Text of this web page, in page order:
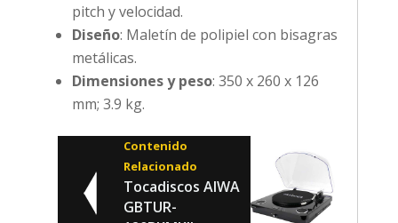
pitch y velocidad.
Diseño: Maletín de polipiel con bisagras
metálicas.
Dimensiones y peso: 350 x 260 x 126
mm; 3.9 kg.
Contenido
Relacionado
Tocadiscos AIWA
GBTUR-